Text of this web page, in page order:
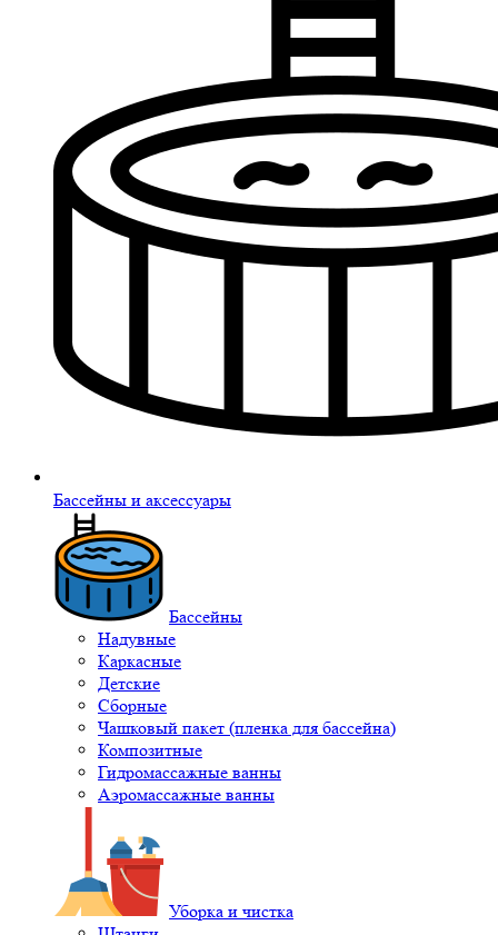
Бассейны и аксессуары
Бассейны
Надувные
Каркасные
Детские
Сборные
Чашковый пакет (пленка для бассейна)
Композитные
Гидромассажные ванны
Аэромассажные ванны
Уборка и чистка